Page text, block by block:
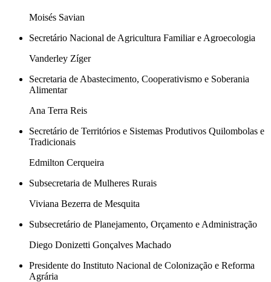
Moisés Savian
Secretário Nacional de Agricultura Familiar e Agroecologia
Vanderley Zíger
Secretaria de Abastecimento, Cooperativismo e Soberania
Alimentar
Ana Terra Reis
Secretário de Territórios e Sistemas Produtivos Quilombolas e
Tradicionais
Edmilton Cerqueira
Subsecretaria de Mulheres Rurais
Viviana Bezerra de Mesquita
Subsecretário de Planejamento, Orçamento e Administração
Diego Donizetti Gonçalves Machado
Presidente do Instituto Nacional de Colonização e Reforma
Agrária